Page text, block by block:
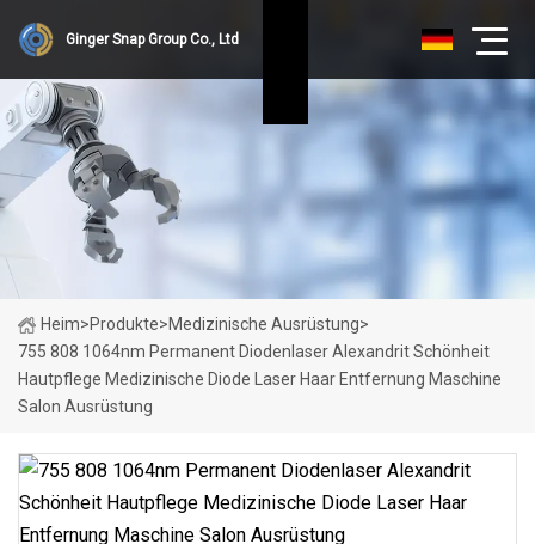
Ginger Snap Group Co., Ltd
Heim>Produkte>Medizinische Ausrüstung>
755 808 1064nm Permanent Diodenlaser Alexandrit Schönheit
Hautpflege Medizinische Diode Laser Haar Entfernung Maschine
Salon Ausrüstung